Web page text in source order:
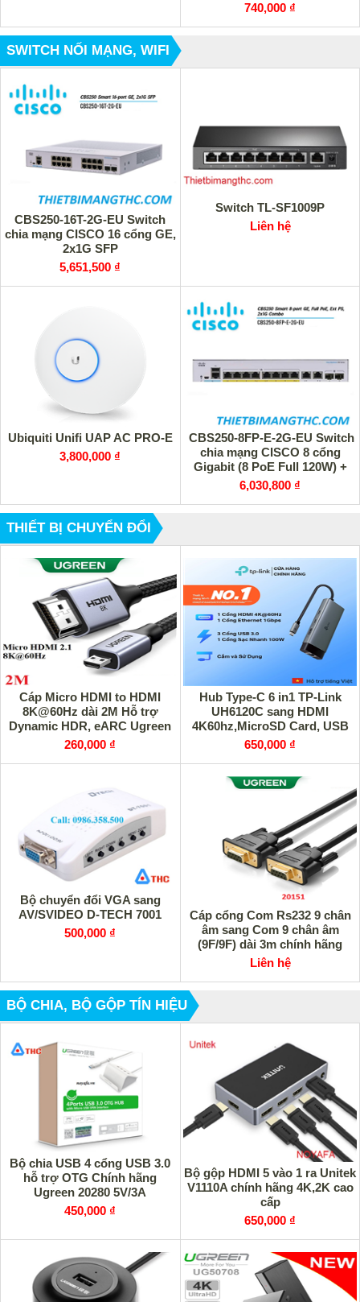
740,000 ₫
SWITCH NỐI MẠNG, WIFI
CBS250-16T-2G-EU Switch
chia mạng CISCO 16 cổng GE,
2x1G SFP
5,651,500 ₫
Switch TL-SF1009P
Liên hệ
Ubiquiti Unifi UAP AC PRO-E
3,800,000 ₫
CBS250-8FP-E-2G-EU Switch
chia mạng CISCO 8 cổng
Gigabit (8 PoE Full 120W) +
2x1G SFP
6,030,800 ₫
THIẾT BỊ CHUYỂN ĐỔI
Cáp Micro HDMI to HDMI
8K@60Hz dài 2M Hỗ trợ
Dynamic HDR, eARC Ugreen
15517 cao cấp
260,000 ₫
Hub Type-C 6 in1 TP-Link
UH6120C sang HDMI
4K60hz,MicroSD Card, USB
2.0, USB 3.0, USB Type-C cao
cấp
650,000 ₫
Bộ chuyển đổi VGA sang
AV/SVIDEO D-TECH 7001
500,000 ₫
Cáp cổng Com Rs232 9 chân
âm sang Com 9 chân âm
(9F/9F) dài 3m chính hãng
Ugreen 20151 cao cấp
Liên hệ
BỘ CHIA, BỘ GỘP TÍN HIỆU
Bộ chia USB 4 cổng USB 3.0
hỗ trợ OTG Chính hãng
Ugreen 20280 5V/3A
450,000 ₫
Bộ gộp HDMI 5 vào 1 ra Unitek
V1110A chính hãng 4K,2K cao
cấp
650,000 ₫